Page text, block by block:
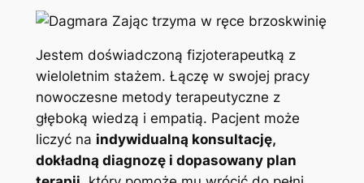
Jestem doświadczoną fizjoterapeutką z
wieloletnim stażem. Łączę w swojej pracy
nowoczesne metody terapeutyczne z
głęboką wiedzą i empatią. Pacjent może
liczyć na indywidualną konsultację,
dokładną diagnozę i dopasowany plan